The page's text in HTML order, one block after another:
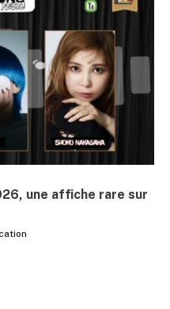
une affiche rare sur